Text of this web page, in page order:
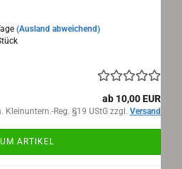
(Ausland abweichend)
ab 10,00 EUR
Kleinuntern.-Reg. §19 UStG zzgl. Versand
ARTIKEL